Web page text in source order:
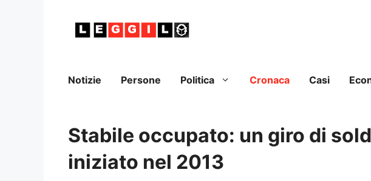
Notizie Persone Politica Cronaca Casi
Stabile occupato: un giro di
iniziato nel 2013